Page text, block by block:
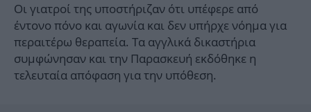
Οι γιατροί της υποστήριζαν ότι υπέφερε από
έντονο πόνο και αγωνία και δεν υπήρχε νόημα για
περαιτέρω θεραπεία. Τα αγγλικά δικαστήρια
συμφώνησαν και την Παρασκευή εκδόθηκε η
τελευταία απόφαση για την υπόθεση.